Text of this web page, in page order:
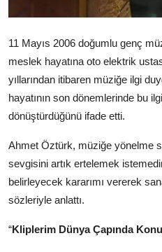
11 Mayıs 2006 doğumlu genç
meslek hayatına oto elektrik
yıllarından itibaren müziğe ilgi
hayatının son dönemlerinde bu
dönüştürdüğünü ifade etti.
Ahmet Öztürk, müziğe yönelme
sevgisini artık ertelemek
belirleyecek kararımı vererek
sözleriyle anlattı.
“Kliplerim Dünya Çapında